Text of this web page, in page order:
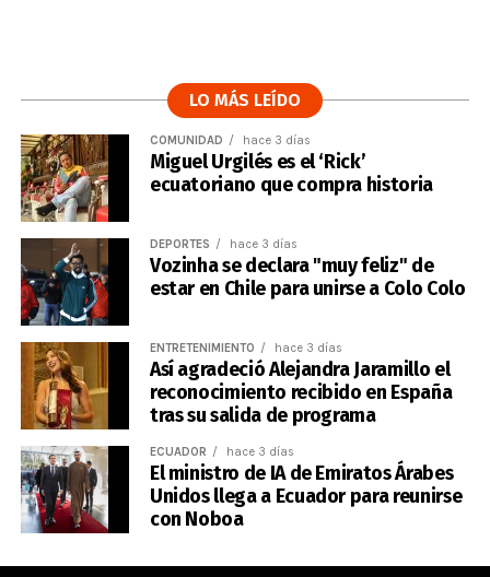
LO MÁS LEÍDO
COMUNIDAD hace 3 días
Miguel Urgilés es el ‘Rick’
ecuatoriano que compra historia
DEPORTES hace 3 días
Vozinha se declara "muy feliz" de
estar en Chile para unirse a Colo Colo
ENTRETENIMIENTO hace 3 días
Así agradeció Alejandra Jaramillo el
reconocimiento recibido en España
tras su salida de programa
ECUADOR hace 3 días
El ministro de IA de Emiratos Árabes
Unidos llega a Ecuador para reunirse
con Noboa